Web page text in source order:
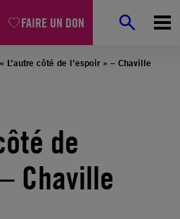
FAIRE UN DON
« L’autre côté de l’espoir » – Chaville
de
Chaville